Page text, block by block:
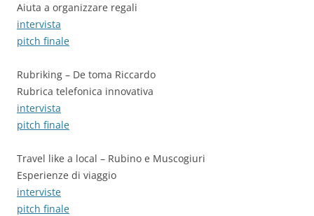
Aiuta a organizzare regali
intervista
pitch finale
Rubriking – De toma Riccardo
Rubrica telefonica innovativa
intervista
pitch finale
Travel like a local – Rubino e Muscogiuri
Esperienze di viaggio
interviste
pitch finale